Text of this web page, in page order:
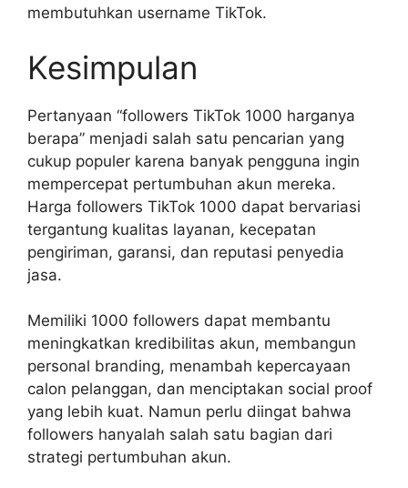
membutuhkan username TikTok.
Kesimpulan
Pertanyaan “followers TikTok 1000 harganya
berapa” menjadi salah satu pencarian yang
cukup populer karena banyak pengguna ingin
mempercepat pertumbuhan akun mereka.
Harga followers TikTok 1000 dapat bervariasi
tergantung kualitas layanan, kecepatan
pengiriman, garansi, dan reputasi penyedia
jasa.
Memiliki 1000 followers dapat membantu
meningkatkan kredibilitas akun, membangun
personal branding, menambah kepercayaan
calon pelanggan, dan menciptakan social proof
yang lebih kuat. Namun perlu diingat bahwa
followers hanyalah salah satu bagian dari
strategi pertumbuhan akun.